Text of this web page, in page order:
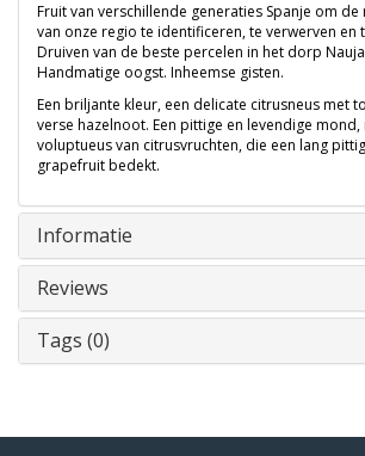
Fruit van verschillende generaties Spanje om
van onze regio te identificeren, te verwerven en
Druiven van de beste percelen in het dorp
Handmatige oogst. Inheemse gisten.
Een briljante kleur, een delicate citrusneus met
verse hazelnoot. Een pittige en levendige mond,
voluptueus van citrusvruchten, die een lang
grapefruit bedekt.
Informatie
Reviews
Tags (0)